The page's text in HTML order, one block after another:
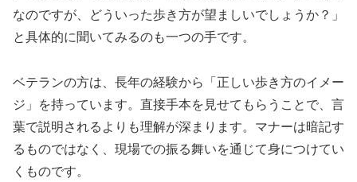
なのですが、どういった歩き方が望ましいでしょうか？」
と具体的に聞いてみるのも一つの手です。
ベテランの方は、長年の経験から「正しい歩き方のイメー
ジ」を持っています。直接手本を見せてもらうことで、言
葉で説明されるよりも理解が深まります。マナーは暗記す
るものではなく、現場での振る舞いを通じて身につけてい
くものです。